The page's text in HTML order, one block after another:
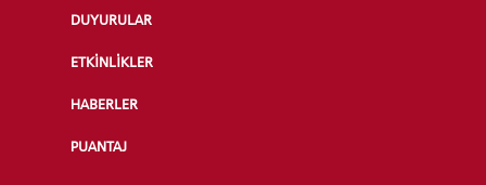
DUYURULAR
ETKİNLİKLER
HABERLER
PUANTAJ